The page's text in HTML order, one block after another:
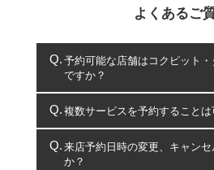
よくあるご
予約可能な店舗はコクピット
ですか？
コクピット・タイヤ館のみとな
複数サービスを予約することは
複数サービスのご予約は可能で
一部の商品・サービスの組み合わせ
来店予約日時の変更、キャン
か？